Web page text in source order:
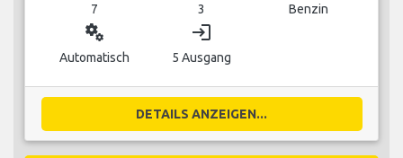
7 3 Benzin
miscellaneous_services
Automatisch
login
5 Ausgang
DETAILS ANZEIGEN...